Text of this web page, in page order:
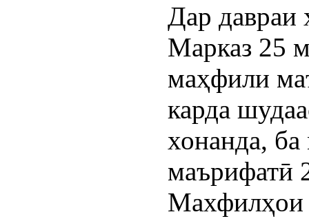
Дар давраи
Марказ 25
маҳфили
карда
хонанда,
маърифатӣ
Махфилҳои